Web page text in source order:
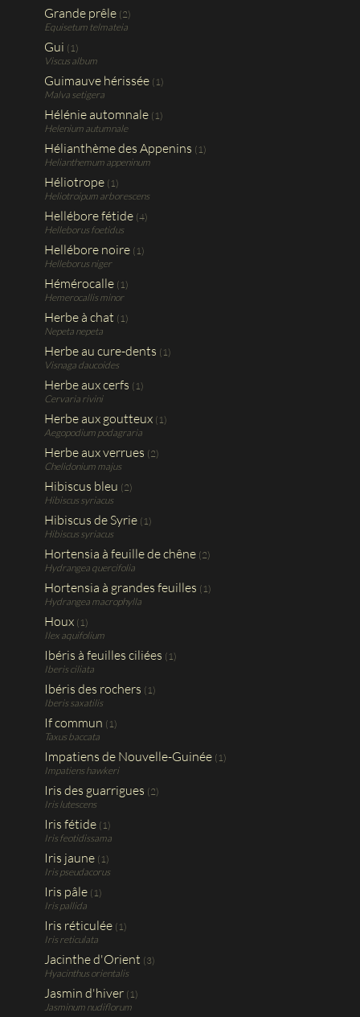
Grande prêle (2)
Equisetum telmateia
Gui (1)
Viscus album
Guimauve hérissée (1)
Malva setigera
Hélénie automnale (1)
Helenium autumnale
Hélianthème des Appenins (1)
Helianthemum appeninum
Héliotrope (1)
Heliotroipum arborescens
Hellébore fétide (4)
Helleborus foetidus
Hellébore noire (1)
Helleborus niger
Hémérocalle (1)
Hemerocallis minor
Herbe à chat (1)
Nepeta nepeta
Herbe au cure-dents (1)
Visnaga daucoides
Herbe aux cerfs (1)
Cervaria rivini
Herbe aux goutteux (1)
Aegopodium podagraria
Herbe aux verrues (2)
Chelidonium majus
Hibiscus bleu (2)
Hibiscus syriacus
Hibiscus de Syrie (1)
Hibiscus syriacus
Hortensia à feuille de chêne (2)
Hydrangea quercifolia
Hortensia à grandes feuilles (1)
Hydrangea macrophylla
Houx (1)
Ilex aquifolium
Ibéris à feuilles ciliées (1)
Iberis ciliata
Ibéris des rochers (1)
Iberis saxatilis
If commun (1)
Taxus baccata
Impatiens de Nouvelle-Guinée (1)
Impatiens hawkeri
Iris des guarrigues (2)
Iris lutescens
Iris fétide (1)
Iris feotidissama
Iris jaune (1)
Iris pseudacorus
Iris pâle (1)
Iris pallida
Iris réticulée (1)
Iris reticulata
Jacinthe d'Orient (3)
Hyacinthus orientalis
Jasmin d'hiver (1)
Jasminum nudiflorum